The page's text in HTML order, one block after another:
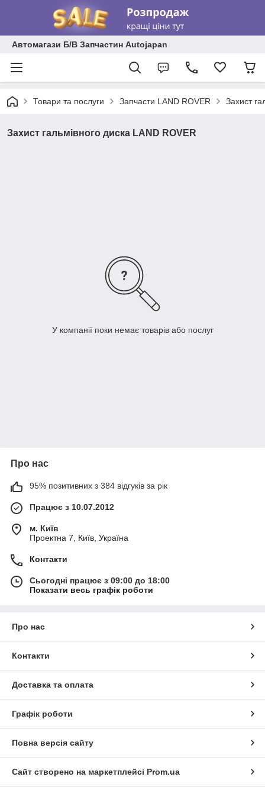
Автомагази Б/В Запчастин Autojapan
Товари та послуги Запчасти LAND ROVER Захист
Захист гальмівного диска LAND ROVER
У компанії поки немає товарів або послуг
Про нас
95% позитивних з 384 відгуків за рік
Працює з 10.07.2012
м. Київ
Проектна 7, Київ, Україна
Контакти
Сьогодні працює з 09:00 до 18:00
Показати весь графік роботи
Про нас
Контакти
Доставка та оплата
Графік роботи
Повна версія сайту
Сайт створено на маркетплейсі Prom.ua